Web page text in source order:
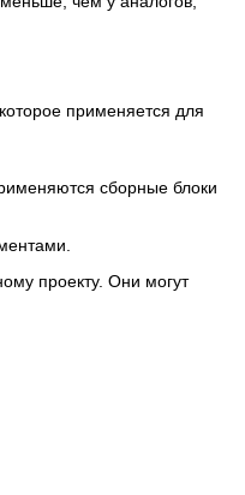
применяется для
сборные блоки
проекту. Они могут